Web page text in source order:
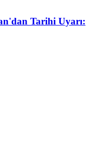
Tarihi Uyarı: